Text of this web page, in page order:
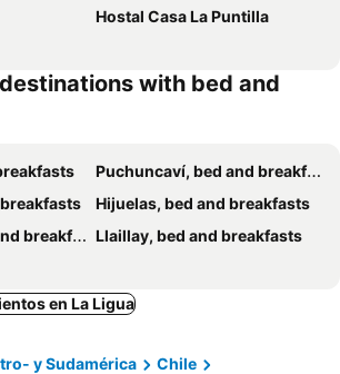
Hostal Casa La Puntilla
with bed and
Puchuncaví, bed and breakfasts
Hijuelas, bed and breakfasts
Llaillay, bed and breakfasts
en La Ligua
y Sudamérica
Chile